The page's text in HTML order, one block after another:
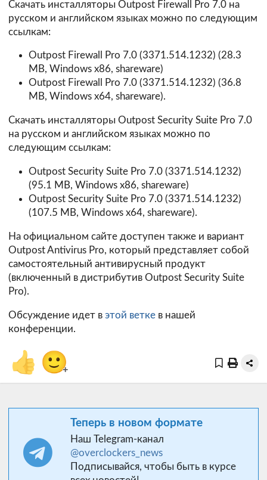
Скачать инсталляторы Outpost Firewall Pro 7.0 на
русском и английском языках можно по следующим
ссылкам:
Outpost Firewall Pro 7.0 (3371.514.1232) (28.3
MB, Windows x86, shareware)
Outpost Firewall Pro 7.0 (3371.514.1232) (36.8
MB, Windows x64, shareware).
Скачать инсталляторы Outpost Security Suite Pro 7.0
на русском и английском языках можно по
следующим ссылкам:
Outpost Security Suite Pro 7.0 (3371.514.1232)
(95.1 MB, Windows x86, shareware)
Outpost Security Suite Pro 7.0 (3371.514.1232)
(107.5 MB, Windows x64, shareware).
На официальном сайте доступен также и вариант
Outpost Antivirus Pro, который представляет собой
самостоятельный антивирусный продукт
(включенный в дистрибутив Outpost Security Suite
Pro).
Обсуждение идет в этой ветке в нашей
конференции.
👍 🙂+
Теперь в новом формате
Наш Telegram-канал
@overclockers_news
Подписывайся, чтобы быть в курсе